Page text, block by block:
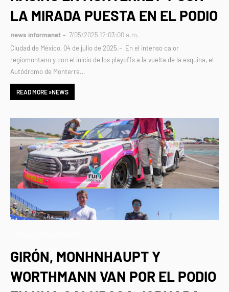
LA MIRADA PUESTA EN EL PODIO
news informanet
7/05/2025 12:03:00 a.m.
Ciudad de México, 04 de julio de 2025.– En el intenso calor
regiomontano y con el inicio de los playoffs a la vuelta de la esquina, el
Autódromo de Monterre…
READ MORE »NEWS
GIRÓN, MONHNHAUPT Y
WORTHMANN VAN POR EL PODIO